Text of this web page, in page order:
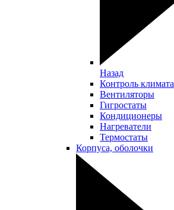
Назад
Контроль климата
Вентиляторы
Гигростаты
Кондиционеры
Нагреватели
Термостаты
Корпуса, оболочки